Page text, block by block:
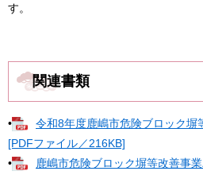
す。
関連書類
•
令和8年度鹿嶋市危険ブロック塀
[PDFファイル／216KB]
•
鹿嶋市危険ブロック塀等改善事